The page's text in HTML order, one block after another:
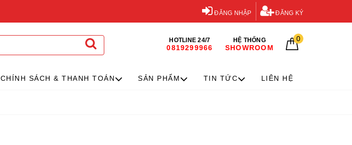
ĐĂNG NHẬP ĐĂNG KÝ
HOTLINE 24/7
0819299966
HỆ THỐNG
SHOWROOM
0
CHÍNH SÁCH & THANH TOÁN SẢN PHẨM TIN TỨC LIÊN HỆ